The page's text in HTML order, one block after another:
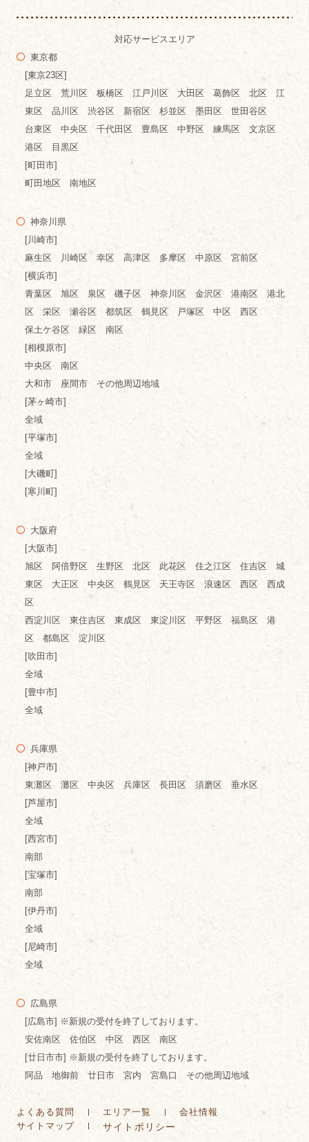
対応サービスエリア
東京都
[東京23区]
足立区 荒川区 板橋区 江戸川区 大田区 葛飾区 北区 江
東区 品川区 渋谷区 新宿区 杉並区 墨田区 世田谷区
台東区 中央区 千代田区 豊島区 中野区 練馬区 文京区
港区 目黒区
[町田市]
町田地区 南地区
神奈川県
[川崎市]
麻生区 川崎区 幸区 高津区 多摩区 中原区 宮前区
[横浜市]
青葉区 旭区 泉区 磯子区 神奈川区 金沢区 港南区 港北
区 栄区 瀬谷区 都筑区 鶴見区 戸塚区 中区 西区
保土ケ谷区 緑区 南区
[相模原市]
中央区 南区
大和市 座間市 その他周辺地域
[茅ヶ崎市]
全域
[平塚市]
全域
[大磯町]
[寒川町]
大阪府
[大阪市]
旭区 阿倍野区 生野区 北区 此花区 住之江区 住吉区 城
東区 大正区 中央区 鶴見区 天王寺区 浪速区 西区 西成
区
西淀川区 東住吉区 東成区 東淀川区 平野区 福島区 港
区 都島区 淀川区
[吹田市]
全域
[豊中市]
全域
兵庫県
[神戸市]
東灘区 灘区 中央区 兵庫区 長田区 須磨区 垂水区
[芦屋市]
全域
[西宮市]
南部
[宝塚市]
南部
[伊丹市]
全域
[尼崎市]
全域
広島県
[広島市] ※新規の受付を終了しております。
安佐南区 佐伯区 中区 西区 南区
[廿日市市] ※新規の受付を終了しております。
阿品 地御前 廿日市 宮内 宮島口 その他周辺地域
よくある質問 エリア一覧
会社情報
サイトマップ
サイトポリシー